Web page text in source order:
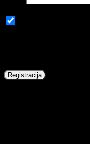
Registracija